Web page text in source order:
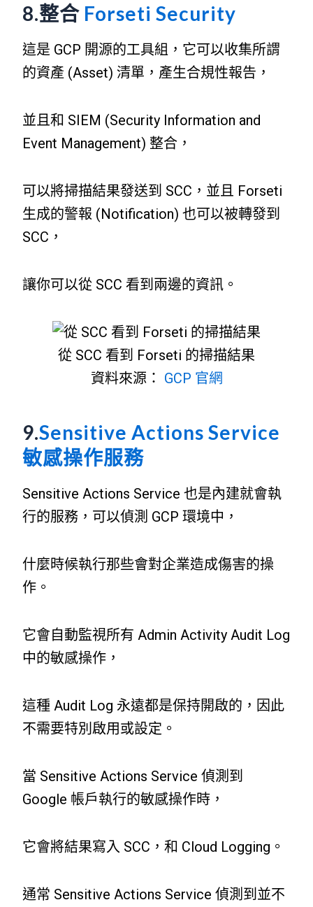
8.整合 Forseti Security
這是 GCP 開源的工具組，它可以收集所謂
的資產 (Asset) 清單，產生合規性報告，
並且和 SIEM (Security Information and
Event Management) 整合，
可以將掃描結果發送到 SCC，並且 Forseti
生成的警報 (Notification) 也可以被轉發到
SCC，
讓你可以從 SCC 看到兩邊的資訊。
從 SCC 看到 Forseti 的掃描結果
資料來源： GCP 官網
9.Sensitive Actions Service
敏感操作服務
Sensitive Actions Service 也是內建就會執
行的服務，可以偵測 GCP 環境中，
什麼時候執行那些會對企業造成傷害的操
作。
它會自動監視所有 Admin Activity Audit Log
中的敏感操作，
這種 Audit Log 永遠都是保持開啟的，因此
不需要特別啟用或設定。
當 Sensitive Actions Service 偵測到
Google 帳戶執行的敏感操作時，
它會將結果寫入 SCC，和 Cloud Logging。
通常 Sensitive Actions Service 偵測到並不